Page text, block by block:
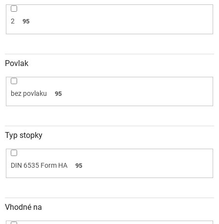
2 95
Povlak
bez povlaku 95
Typ stopky
DIN 6535 Form HA 95
Vhodné na